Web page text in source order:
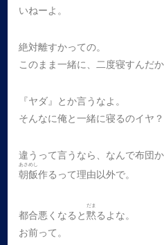
いねーよ。
絶対離すかっての。
このまま一緒に、二度寝すんだか
『ヤダ』とか言うなよ。
そんなに俺と一緒に寝るのイヤ？
違うって言うなら、なんで布団
朝飯
あさめし
作るって理由以外で。
都合悪くなると黙
だま
るよな。
お前って。